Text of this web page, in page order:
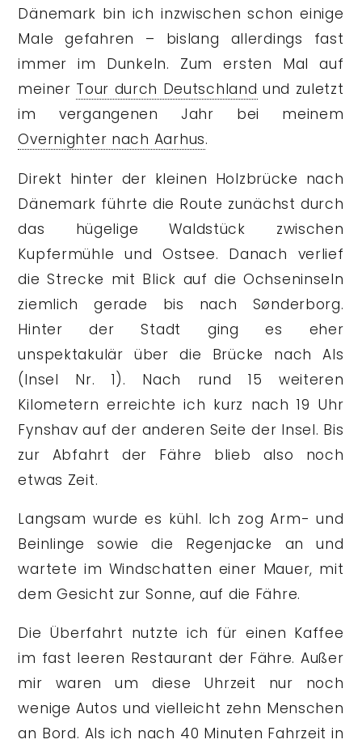
Dänemark bin ich inzwischen schon einige
Male gefahren – bislang allerdings fast
immer im Dunkeln. Zum ersten Mal auf
meiner Tour durch Deutschland und zuletzt
im vergangenen Jahr bei meinem
Overnighter nach Aarhus.
Direkt hinter der kleinen Holzbrücke nach
Dänemark führte die Route zunächst durch
das hügelige Waldstück zwischen
Kupfermühle und Ostsee. Danach verlief
die Strecke mit Blick auf die Ochseninseln
ziemlich gerade bis nach Sønderborg.
Hinter der Stadt ging es eher
unspektakulär über die Brücke nach Als
(Insel Nr. 1). Nach rund 15 weiteren
Kilometern erreichte ich kurz nach 19 Uhr
Fynshav auf der anderen Seite der Insel. Bis
zur Abfahrt der Fähre blieb also noch
etwas Zeit.
Langsam wurde es kühl. Ich zog Arm- und
Beinlinge sowie die Regenjacke an und
wartete im Windschatten einer Mauer, mit
dem Gesicht zur Sonne, auf die Fähre.
Die Überfahrt nutzte ich für einen Kaffee
im fast leeren Restaurant der Fähre. Außer
mir waren um diese Uhrzeit nur noch
wenige Autos und vielleicht zehn Menschen
an Bord. Als ich nach 40 Minuten Fahrzeit in